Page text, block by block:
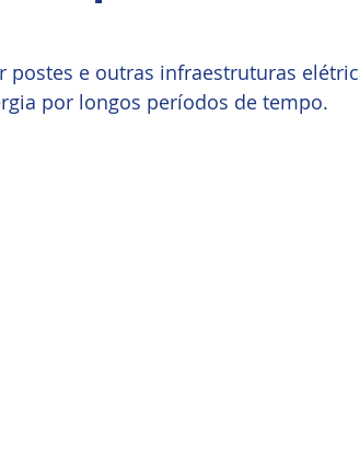
e outras infraestruturas
por longos períodos de tempo.